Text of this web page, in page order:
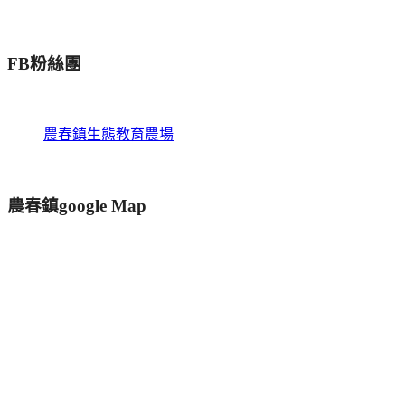
FB粉絲團
農春鎮生態教育農場
農春鎮google Map